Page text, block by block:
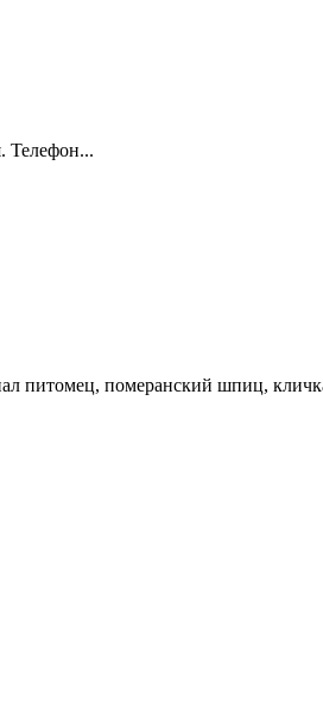
Телефон...
питомец, померанский шпиц,